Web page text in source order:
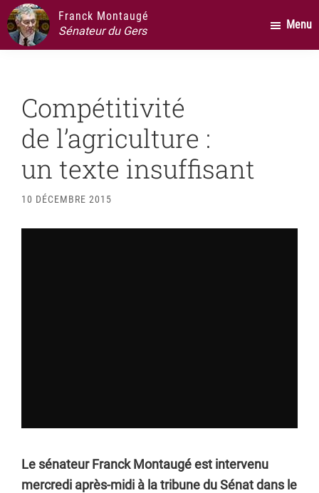
Passer
au
contenu
Passer
la
principale
Passer
au
pied
Franck Montaugé
Sénateur du Gers
Menu
Compétitivité
de l’agriculture :
un texte insuffisant
10 DÉCEMBRE 2015
Le sénateur Franck Montaugé est intervenu
mercredi après-midi à la tribune du Sénat dans le